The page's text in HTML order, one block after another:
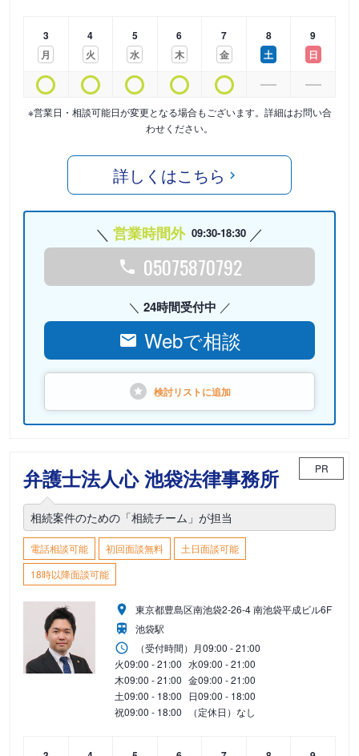
3
月
4
火
5
水
6
木
7
金
8
土
9
日
※営業日・相談可能日が変更となる場合もございます。詳細はお問い合
わせください。
詳しくはこちら
営業時間外 09:30-18:30
05075870792
24時間受付中
Webで相談
検討リストに追加
弁護士法人心 池袋法律事務所 PR
相続案件のための「相続チーム」が担当
電話相談可能 初回面談無料
土日面談可能
18時以降面談可能
東京都豊島区南池袋2-26-4 南池袋平成ビル6F
池袋駅
（受付時間） 月09:00 - 21:00
火09:00 - 21:00 水09:00 - 21:00
木09:00 - 21:00 金09:00 - 21:00
土09:00 - 18:00 日09:00 - 18:00
祝09:00 - 18:00 （定休日）なし